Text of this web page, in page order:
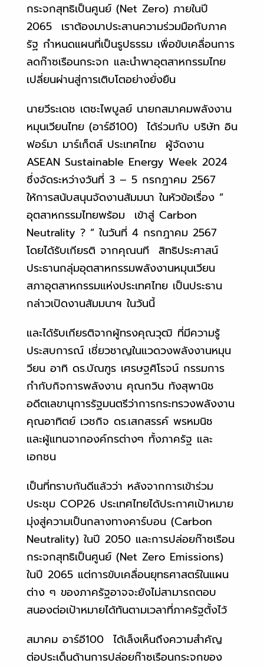
กระจกสุทธิเป็นศูนย์ (Net Zero) ภายในปี
2065 เราต้องมาประสานความร่วมมือกับภาค
รัฐ กำหนดแผนที่เป็นรูปธรรม เพื่อขับเคลื่อนการ
ลดก๊าซเรือนกระจก และนำพาอุตสาหกรรมไทย
เปลี่ยนผ่านสู่การเติบโตอย่างยั่งยืน
นายวีระเดช เตชะไพบูลย์ นายกสมาคมพลังงาน
หมุนเวียนไทย (อาร์อี100) ได้ร่วมกับ บริษัท อิน
ฟอร์มา มาร์เก็ตส์ ประเทศไทย ผู้จัดงาน
ASEAN Sustainable Energy Week 2024
ซึ่งจัดระหว่างวันที่ 3 – 5 กรกฎาคม 2567
ให้การสนับสนุนจัดงานสัมมนา ในหัวข้อเรื่อง “
อุตสาหกรรมไทยพร้อม เข้าสู่ Carbon
Neutrality ? ” ในวันที่ 4 กรกฎาคม 2567
โดยได้รับเกียรติ จากคุณนที สิทธิประศาสน์
ประธานกลุ่มอุตสาหกรรมพลังงานหมุนเวียน
สภาอุตสาหกรรมแห่งประเทศไทย เป็นประธาน
กล่าวเปิดงานสัมมนาฯ ในวันนี้
และได้รับเกียรติจากผู้ทรงคุณวุฒิ ที่มีความรู้
ประสบการณ์ เชี่ยวชาญในแวดวงพลังงานหมุน
วียน อาทิ ดร.บัณฑูร เศรษฐศิโรจน์ กรรมการ
กำกับกิจการพลังงาน คุณกวิน ทังสุพานิช
อดีตเลขานุการรัฐมนตรีว่าการกระทรวงพลังงาน
คุณอาทิตย์ เวชกิจ ดร.เสกสรรค์ พรหมนิช
และผู้แทนจากองค์กรต่างๆ ทั้งภาครัฐ และ
เอกชน
เป็นที่ทราบกันดีแล้วว่า หลังจากการเข้าร่วม
ประชุม COP26 ประเทศไทยได้ประกาศเป้าหมาย
มุ่งสู่ความเป็นกลางทางคาร์บอน (Carbon
Neutrality) ในปี 2050 และการปล่อยก๊าซเรือน
กระจกสุทธิเป็นศูนย์ (Net Zero Emissions)
ในปี 2065 แต่การขับเคลื่อนยุทธศาสตร์ในแผน
ต่าง ๆ ของภาครัฐอาจจะยังไม่สามารถตอบ
สนองต่อเป้าหมายได้ทันตามเวลาที่ภาครัฐตั้งไว้
สมาคม อาร์อี100 ได้เล็งเห็นถึงความสำคัญ
ต่อประเด็นด้านการปล่อยก๊าซเรือนกระจกของ